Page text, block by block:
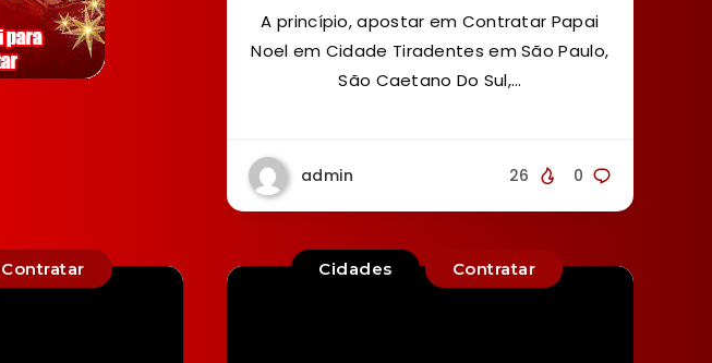
A princípio, apostar em Contratar Papai
Noel em Cidade Tiradentes em São Paulo,
São Caetano Do Sul,…
admin 0
26
Contratar Cidades Contratar